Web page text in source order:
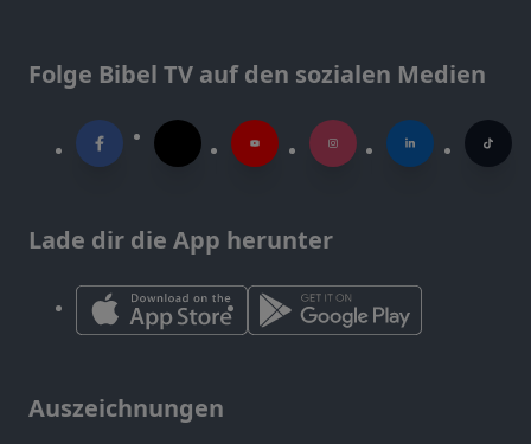
Folge Bibel TV auf den sozialen Medien
Lade dir die App herunter
Auszeichnungen